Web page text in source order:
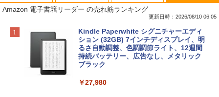
Apple 2026 MacBook Neo A18 Proチッ
プ搭載13インチノートブック：AIとAppl
e Intelligence、Liquid Retinaディスプ
レイ、8GBメモリ、512GB SSD、1080p
FaceTime HDカメラ、Touch ID - インデ
MacBook Neo(A18 Pro)|ダウンロード版
Robloxギフトカード - 800 Robux 【限
定バーチャルアイテムを含む】 【オンラ
インゲームコード】 ロブロックス | オン
ラインコード版
生成AIパスポート公式テキスト 第４版
￥1,766
Amazon 電子書籍リーダー の売れ筋ランキング
更新日時：2026/08/10 06:05
Kindle Paperwhite シグニチャーエディ
ション (32GB) 7インチディスプレイ、明
るさ自動調整、色調調節ライト、12週間
持続バッテリー、広告なし、メタリック
ブラック
￥27,980